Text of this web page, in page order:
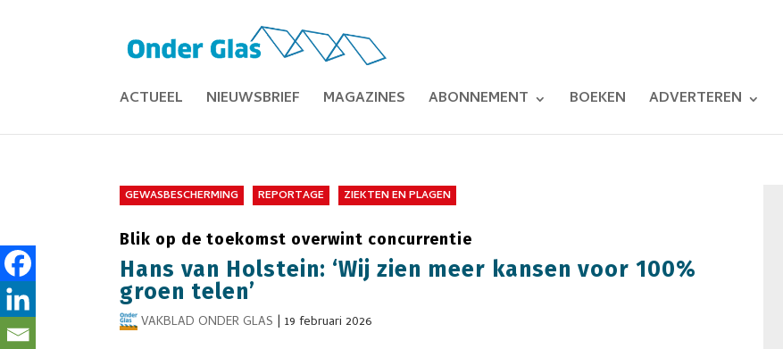
ACTUEEL NIEUWSBRIEF MAGAZINES ABONNEMENT BOEKEN ADVERTEREN
GEWASBESCHERMING REPORTAGE ZIEKTEN EN PLAGEN
Blik op de toekomst overwint concurrentie
Hans van Holstein: ‘Wij zien meer kansen voor 100%
groen telen’
VAKBLAD ONDER GLAS |19 februari 2026